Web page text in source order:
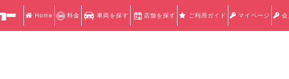
Home 料金 車両を探す 店舗を探す ご利用ガイド マイページ